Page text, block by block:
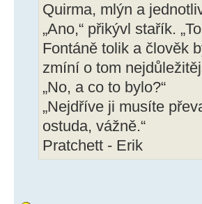
Quirma, mlýn a
„Ano,“ přikývl stařík.
Fontáně tolik a člověk
zmíní o tom
„No, a co to bylo?“
„Nejdříve ji musíte
ostuda, vážně.“
Pratchett - Erik